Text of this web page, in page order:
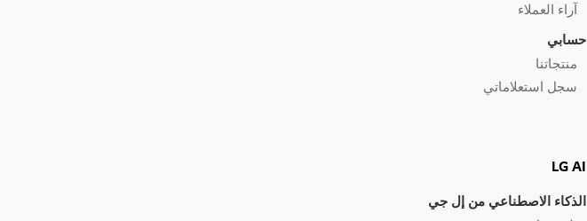
آراء العملاء
حسابي
منتجاتنا
سجل استعلاماتي
LG AI
الذكاء الاصطناعي من إل جي